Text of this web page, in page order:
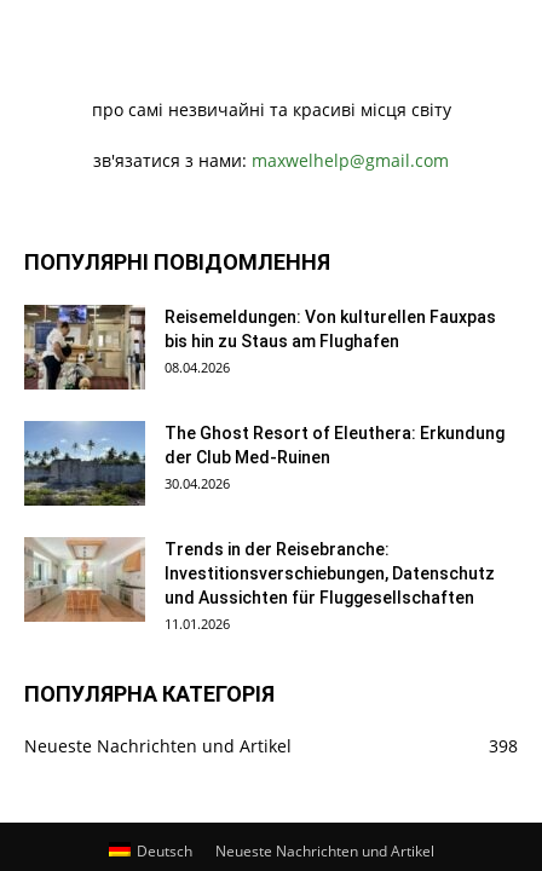
про самі незвичайні та красиві місця світу
зв'язатися з нами: maxwelhelp@gmail.com
ПОПУЛЯРНІ ПОВІДОМЛЕННЯ
Reisemeldungen: Von kulturellen Fauxpas
bis hin zu Staus am Flughafen
08.04.2026
The Ghost Resort of Eleuthera: Erkundung
der Club Med-Ruinen
30.04.2026
Trends in der Reisebranche:
Investitionsverschiebungen, Datenschutz
und Aussichten für Fluggesellschaften
11.01.2026
ПОПУЛЯРНА КАТЕГОРІЯ
Neueste Nachrichten und Artikel 398
Deutsch Neueste Nachrichten und Artikel